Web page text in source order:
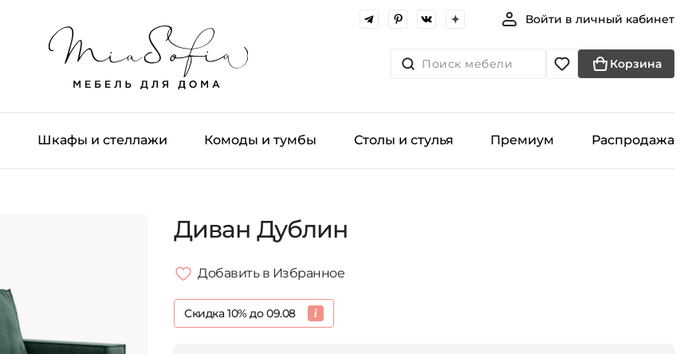
Войти в личный кабинет
Поиск мебели Корзина
Шкафы и стеллажи Комоды и тумбы Столы и стулья Премиум Распродажа
Диван Дублин
Добавить в Избранное
Скидка 10% до 09.08